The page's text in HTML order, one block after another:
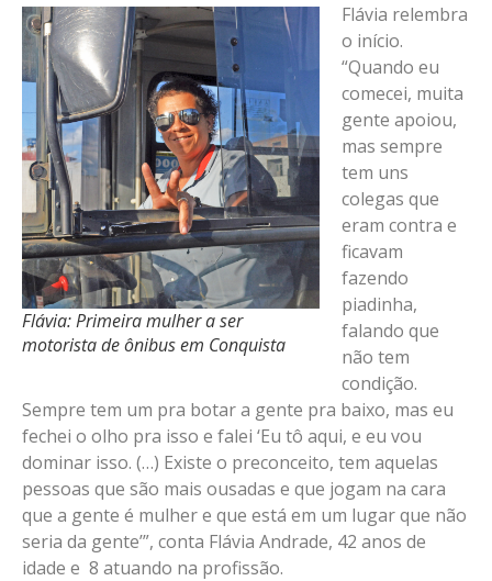
Flávia: Primeira mulher a ser
motorista de ônibus em Conquista
Flávia relembra
o início.
“Quando eu
comecei, muita
gente apoiou,
mas sempre
tem uns
colegas que
eram contra e
ficavam
fazendo
piadinha,
falando que
não tem
condição.
Sempre tem um pra botar a gente pra baixo, mas eu
fechei o olho pra isso e falei ‘Eu tô aqui, e eu vou
dominar isso. (…) Existe o preconceito, tem aquelas
pessoas que são mais ousadas e que jogam na cara
que a gente é mulher e que está em um lugar que não
seria da gente’”, conta Flávia Andrade, 42 anos de
idade e 8 atuando na profissão.